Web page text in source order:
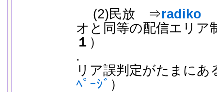
(2)民放 ⇒radiko
オと同等の配信エリア
１ ）
.
リア誤判定がたまに
ﾍﾟｰｼﾞ ）